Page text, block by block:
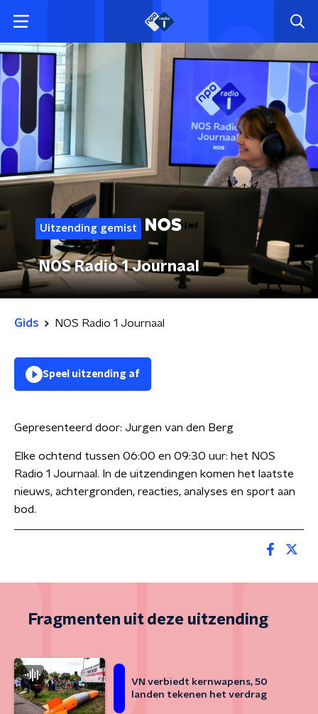
Uitzending gemist
NOS Radio 1 Journaal
Gids NOS Radio 1 Journaal
Speel uitzending af
Gepresenteerd door: Jurgen van den Berg
Elke ochtend tussen 06:00 en 09:30 uur: het NOS
Radio 1 Journaal. In de uitzendingen komen het laatste
nieuws, achtergronden, reacties, analyses en sport aan
bod.
Fragmenten uit deze uitzending
VN verbiedt kernwapens, 50
landen tekenen het verdrag